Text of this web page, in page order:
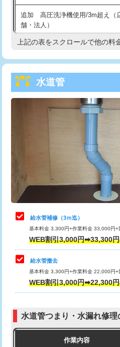
給水管工事※（塩ビ管（VP・HI）
用/3ｍまで)
給水管工事※（塩ビ管（VP・HI
給水管工事※（ライニング鋼管・
管・ポリ管・HT管使用/3ｍまで)
給水管工事※（ライニング鋼管・
管・ポリ管・HT管使用/3ｍ超え)
排水管工事（土の掘削・埋め戻し
排水管工事（排水管工事/3ｍまで）
排水管工事（追加 排水管工事/3
マス交換（土の掘削・埋め戻し作
マス交換（深さ50㎝未満）
マス交換（深さ50㎝以上）
コンクリート斫り（厚さ10㎝ま
追加 高圧洗浄機使用/3m超え（
舗・法人）
高度高圧洗浄換
トーラー機使用/3mまで
追加トーラー機使用/3m超え
止水・漏水調査・防水処理・清掃
理・調整・分解・加工など（軽作
止水・漏水調査・防水処理・清掃
理・調整・分解・加工など（中作
止水・漏水調査・防水処理・清
理・調整・分解・加工など（重
その他部品の脱着
交換・取付（タンク）
式）)
式・ワンホール）)
上記の表をスクロールで他の料
水道管
給水管補修（3ｍ迄）
基本料金 3,300円+作業料金 33,000円
WEB割引3,000円➡33,300
給水管撤去
基本料金 3,300円+作業料金 22,000円
WEB割引3,000円➡22,300
水道管つまり・水漏れ修
作業内容